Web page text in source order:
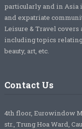
particularly and in Asia
and expatriate
Leisure & Travel
including topics
beauty, art, etc.
Contact Us
4th floor, Eurowindow
str., Trung Hoa Ward,